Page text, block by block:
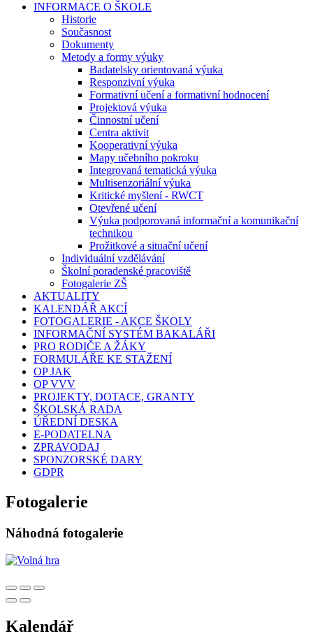
INFORMACE O ŠKOLE
Historie
Současnost
Dokumenty
Metody a formy výuky
Badatelsky orientovaná výuka
Responzivní výuka
Formativní učení a formativní hodnocení
Projektová výuka
Činnostní učení
Centra aktivit
Kooperativní výuka
Mapy učebního pokroku
Integrovaná tematická výuka
Multisenzoriální výuka
Kritické myšlení - RWCT
Otevřené učení
Výuka podporovaná informační a komunikační
technikou
Prožitkové a situační učení
Individuální vzdělávání
Školní poradenské pracoviště
Fotogalerie ZŠ
AKTUALITY
KALENDÁŘ AKCÍ
FOTOGALERIE - AKCE ŠKOLY
INFORMAČNÍ SYSTÉM BAKALÁŘI
PRO RODIČE A ŽÁKY
FORMULÁŘE KE STAŽENÍ
OP JAK
OP VVV
PROJEKTY, DOTACE, GRANTY
ŠKOLSKÁ RADA
ÚŘEDNÍ DESKA
E-PODATELNA
ZPRAVODAJ
SPONZORSKÉ DARY
GDPR
Fotogalerie
Náhodná fotogalerie
Kalendář